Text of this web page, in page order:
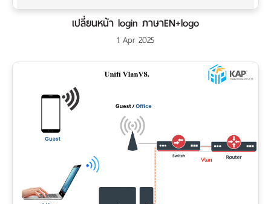
เปลี่ยนหน้า login ภาษาEN+logo
1 Apr 2025